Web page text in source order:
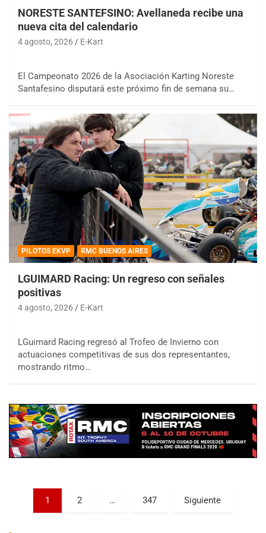
NORESTE SANTEFSINO: Avellaneda recibe una
nueva cita del calendario
4 agosto, 2026 E-Kart
El Campeonato 2026 de la Asociación Karting Noreste
Santafesino disputará este próximo fin de semana su…
PILOTOS EKVP RMC BUENOS AIRES
LGUIMARD Racing: Un regreso con señales
positivas
4 agosto, 2026 E-Kart
LGuimard Racing regresó al Trofeo de Invierno con
actuaciones competitivas de sus dos representantes,
mostrando ritmo…
Paginación
1 2 … 347 Siguiente
COBERTURA ESPECIAL DE E-KART.COM.AR
08/09-AGO
Baradero (Buenos Aires)
KDO - F6
Ciudad de Trenque Lauquen (Asfalto)
Trenque Lauquen (Buenos Aires)
Villaguay (Entre Ríos)